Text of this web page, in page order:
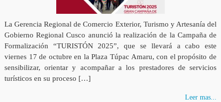
La Gerencia Regional de Comercio Exterior, Turismo y Artesanía del
Gobierno Regional Cusco anunció la realización de la Campaña de
Formalización “TURISTÓN 2025”, que se llevará a cabo este
viernes 17 de octubre en la Plaza Túpac Amaru, con el propósito de
sensibilizar, orientar y acompañar a los prestadores de servicios
turísticos en su proceso […]
Leer mas...